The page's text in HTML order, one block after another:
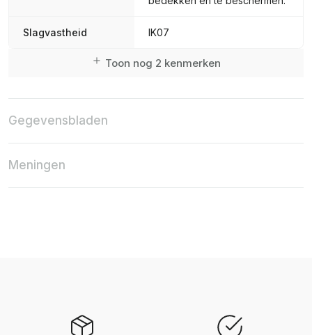
Slagvastheid IK07
Toon nog 2 kenmerken
Gegevensbladen
Meningen